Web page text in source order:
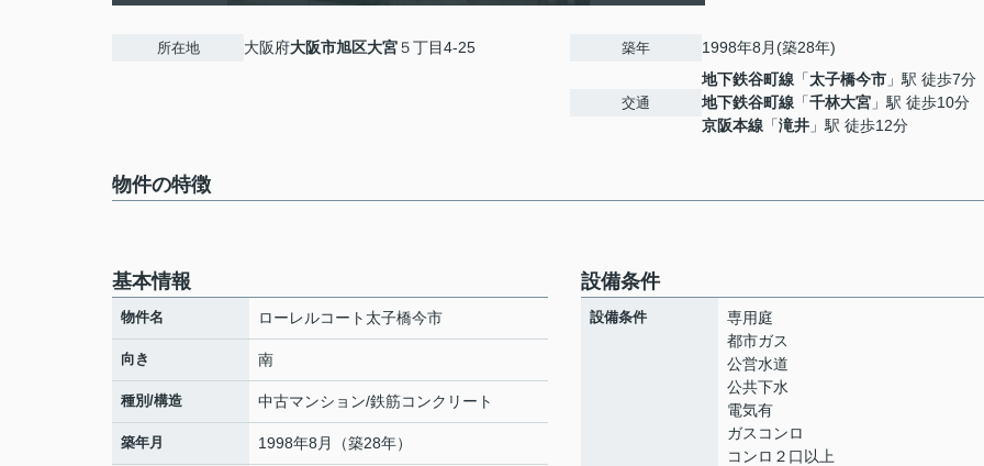
所在地 大阪府大阪市旭区大宮５丁目4-25 築年 1998年8月(築28年)
交通
地下鉄谷町線 「太子橋今市 」駅 徒歩7分
地下鉄谷町線 「千林大宮 」駅 徒歩10分
京阪本線 「滝井 」駅 徒歩12分
物件の特徴
基本情報
物件名 ローレルコート太子橋今市
向き 南
種別/構造 中古マンション/鉄筋コンクリート
築年月 1998年8月（築28年）
設備条件
設備条件
専用庭
都市ガス
公営水道
公共下水
電気有
ガスコンロ
コンロ２口以上